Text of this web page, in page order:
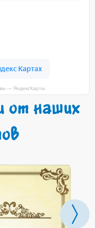
— ЯндексКарты
от наших